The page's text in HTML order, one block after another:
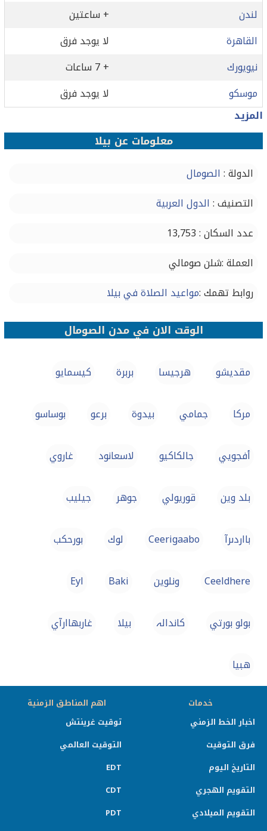
لندن
+ ساعتين
القاهرة
لا يوجد فرق
نيويورك
+ 7 ساعات
موسكو
لا يوجد فرق
المزيد
معلومات عن بیلا
الدولة : الصومال
التصنيف : الدول العربية
عدد السكان : 13,753
العملة :شلن صومالي
روابط تهمك :مواعيد الصلاة في بیلا
الوقت الان في مدن الصومال
مقديشو‎ هرجيسا بربرة كيسمايو
مركا‎ جمامي بيدوة برعو بوساسو‎
أفجويي جالكاكيو لاسعانود غاروي
بلد وين قوريولي جوهر‎ جيليب
بااردىرآ Ceerigaabo لوك بورحكب
Ceeldhere ونلوين Baki
Eyl
بولو بورتي کاندالہ بیلا غاربهاارآي
هبيا
خدمات
اخبار الخط الزمني
فرق التوقيت
التاريخ اليوم
التقويم الهجري
التقويم الميلادي
اهم المناطق الزمنية
توقيت غرينتش
التوقيت العالمي
EDT
CDT
PDT